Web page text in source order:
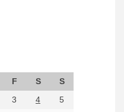
F S
S
3 4
5